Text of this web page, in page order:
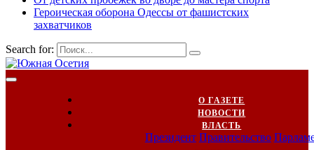
Героическая оборона Одессы от фашистских
захватчиков
Search for:
О ГАЗЕТЕ
НОВОСТИ
ВЛАСТЬ
Президент Правительство